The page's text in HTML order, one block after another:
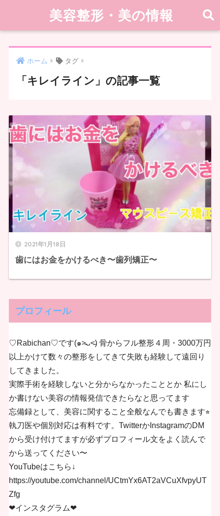
美容整形・美の情報
ホーム タグ
「キレイライン」の記事一覧
2021年1月18日
歯にはお金をかけるべき〜歯列矯正〜
プロフィール
♡Rabichan♡です(๑˃̵ᴗ˂̵) 骨からフル整形４周・3000万円
以上かけて数々の整形をしてきて失敗も経験して遠回り
してきました。
実際手術を経験しないと分からなかったこととか 私にし
か書けない美容の情報発信できたらなと思ってます
忘備録として、美容に関すること全般なんでも書きます⭐︎
執刀医や個別対応は有料です。TwitterかInstagramのDM
から受け付けてますが必ずプロフィール文をよく読んで
から送ってください〜
YouTubeはこちら↓
https://youtube.com/channel/UCtmYx6AT2aVCuXfvpyUT
Zfg
❤︎インスタグラム❤︎